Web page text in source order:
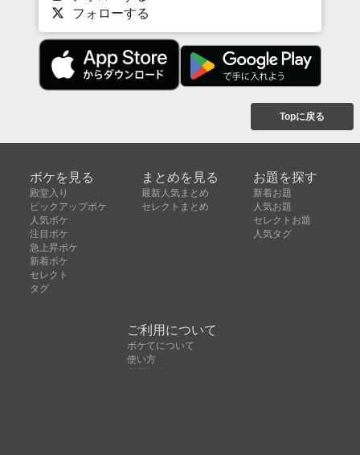
フォローする
Topに戻る
ボケを見る
殿堂入り
ピックアップボケ
人気ボケ
注目ボケ
急上昇ボケ
新着ボケ
セレクト
タグ
まとめを見る
最新人気まとめ
セレクトまとめ
お題を探す
新着お題
人気お題
セレクトお題
人気タグ
ご利用について
ボケてについて
使い方
利用規約